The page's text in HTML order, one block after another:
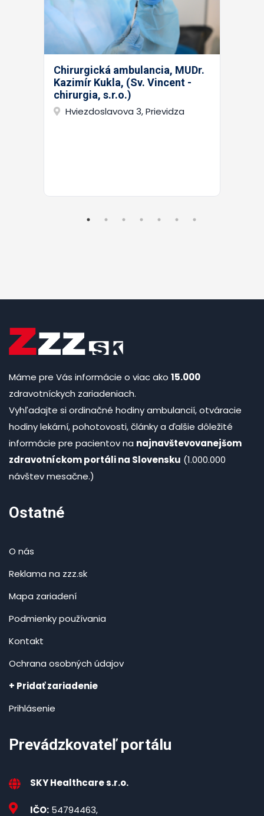
Chirurgická ambulancia, MUDr.
Kazimír Kukla, (Sv. Vincent -
chirurgia, s.r.o.)
Hviezdoslavova 3, Prievidza
Máme pre Vás informácie o viac ako 15.000
zdravotníckych zariadeniach.
Vyhľadajte si ordinačné hodiny ambulancií, otváracie
hodiny lekární, pohotovosti, články a ďalšie dôležité
informácie pre pacientov na najnavštevovanejšom
zdravotníckom portáli na Slovensku (1.000.000
návštev mesačne.)
Ostatné
O nás
Reklama na zzz.sk
Mapa zariadení
Podmienky používania
Kontakt
Ochrana osobných údajov
+ Pridať zariadenie
Prihlásenie
Prevádzkovateľ portálu
SKY Healthcare s.r.o.
IČO: 54794463,